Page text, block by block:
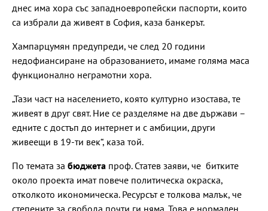
днес има хора със западноевропейски паспорти, които
са избрали да живеят в София, каза банкерът.
Хампарцумян предупреди, че след 20 години
недофиансиране на образованието, имаме голяма маса
функционално неграмотни хора.
„Тази част на населението, която културно изостава, те
живеят в друг свят. Ние се разделяме на две държави –
едните с достъп до интернет и с амбиции, други
живеещи в 19-ти век“, каза той.
По темата за бюджета проф. Статев заяви, че битките
около проекта имат повече политическа окраска,
отколкото икономическа. Ресурсът е толкова малък, че
степените за свобода почти ги няма. Това е нормален,